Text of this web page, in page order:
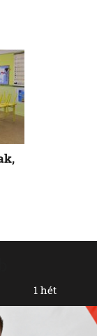
1 hét